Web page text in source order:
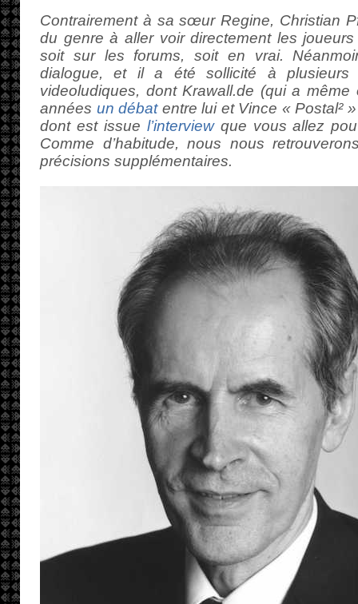
Contrairement à sa sœur Regine, Christian
du genre à aller voir directement les
soit sur les forums, soit en vrai.
dialogue, et il a été sollicité à plusieurs
videoludiques, dont Krawall.de (qui a
années un débatentre lui et Vince « Postal²
dont est issue l’interviewque vous allez
Comme d’habitude, nous nous
précisions supplémentaires.